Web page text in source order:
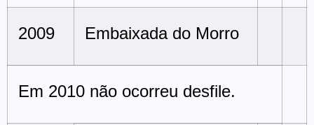
2009 Embaixada do Morro
Em 2010 não ocorreu desfile.